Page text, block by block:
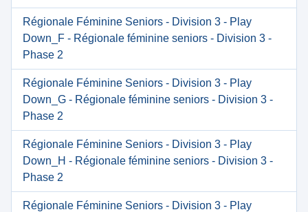
Régionale Féminine Seniors - Division 3 - Play
Down_F - Régionale féminine seniors - Division 3 -
Phase 2
Régionale Féminine Seniors - Division 3 - Play
Down_G - Régionale féminine seniors - Division 3 -
Phase 2
Régionale Féminine Seniors - Division 3 - Play
Down_H - Régionale féminine seniors - Division 3 -
Phase 2
Régionale Féminine Seniors - Division 3 - Play